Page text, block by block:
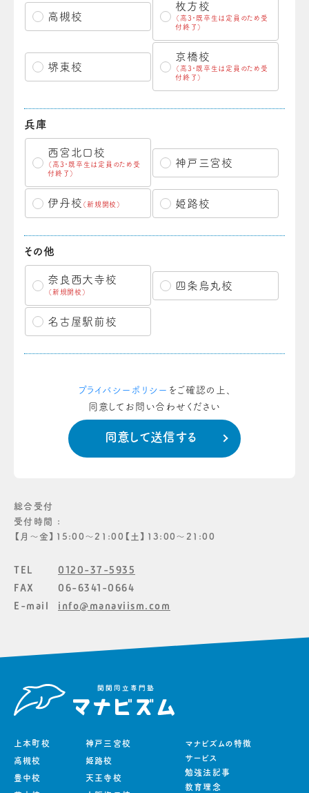
高槻校
枚方校
（高3・既卒生は定員のため受
付終了）
堺東校
京橋校
（高3・既卒生は定員のため受
付終了）
兵庫
西宮北口校
（高3・既卒生は定員のため受
付終了）
神戸三宮校
伊丹校 （新規開校） 姫路校
その他
奈良西大寺校
（新規開校）
四条烏丸校
名古屋駅前校
プライバシーポリシー をご確認の上、
同意してお問い合わせください
総合受付
受付時間 :
【月〜金】15:00〜21:00【土】13:00〜21:00
TEL
0120-37-5935
FAX
06-6341-0664
E-mail
info@manaviism.com
上本町校
高槻校
豊中校
神戸三宮校
姫路校
天王寺校
マナビズムの特徴
サービス
勉強法記事
教育理念